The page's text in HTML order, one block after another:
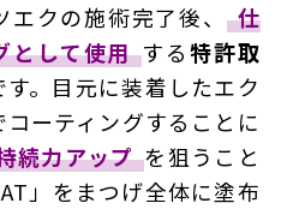
エクの施術完了後、
仕
として使用 する特許取
す。目元に装着したエク
コーティングすることに
続力アップ を狙うこと
」をまつげ全体に塗布